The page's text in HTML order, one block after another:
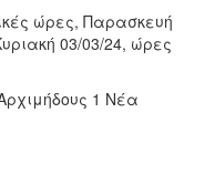
ώρες, Παρασκευή
03/03/24, ώρες
1 Νέα